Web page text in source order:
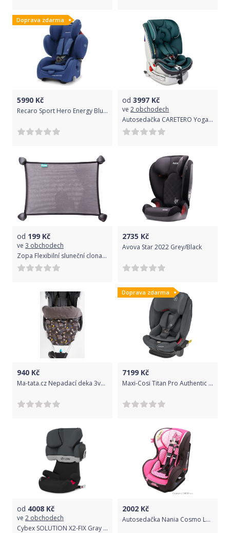
Doprava zdarma
5990 Kč
Recaro Sport Hero Energy Blue 2020
od 3997 Kč
ve 2 obchodech
Autosedačka CARETERO Yoga 2019 green
od 199 Kč
ve 3 obchodech
Zopa Flexibilní sluneční clona do auta
2735 Kč
Avova Star 2022 Grey/Black
940 Kč
Ma-tata.cz Nepadací deka 3v1 pro Thule Varianta: podzim/zima - hřejivá, zateplená, Materiál: softshell, kočárkovina
Doprava zdarma
7199 Kč
Maxi-Cosi Titan Pro Authentic Graphite 2020
od 4008 Kč
ve 2 obchodech
Cybex SOLUTION X2-FIX Gray Rabbit | dark grey 2022
2002 Kč
Autosedačka Nania Cosmo Lx Miss Minnie Dots 2015